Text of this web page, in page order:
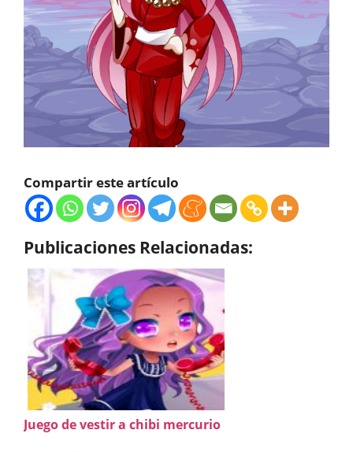
Compartir este artículo
Publicaciones Relacionadas:
Juego de vestir a chibi mercurio